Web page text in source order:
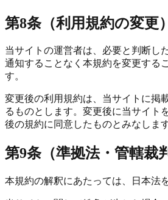
第8条（利用規約の変更）
当サイトの運営者は、必要と判断し
通知することなく本規約を変更する
す。
変更後の利用規約は、当サイトに掲
るものとします。変更後に当サイト
後の規約に同意したものとみなします
第9条（準拠法・管轄裁
本規約の解釈にあたっては、日本法